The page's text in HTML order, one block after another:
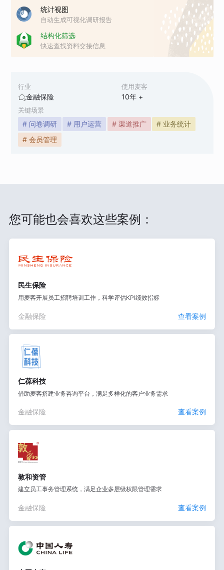
行业
金融保险
使用麦客
10年 +
关键场景
# 问卷调研 # 用户运营 # 渠道推广
# 业务统计
# 会员管理
统计视图
自动生成可视化调研报告
结构化筛选
快速查找资料交接信息
您可能也会喜欢这些案例：
民生保险
用麦客开展员工招聘培训工作，科学评估KPI绩效指标
金融保险 查看案例
仁葆科技
借助麦客搭建业务咨询平台，满足多样化的客户业务需求
金融保险 查看案例
敦和资管
建立员工事务管理系统，满足企业多层级权限管理需求
金融保险 查看案例